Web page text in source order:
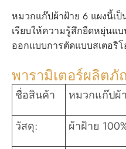
หมวกแก๊ปผ้าฝ้าย 6 แผงนี้เ
เรียบให้ความรู้สึกยืดหยุ่นแ
ออกแบบการตัดแบบสเตอริ
พารามิเตอร์ผลิต
ชื่อสินค้า หมวกแก๊ปผ้
วัสดุ: ผ้าฝ้าย